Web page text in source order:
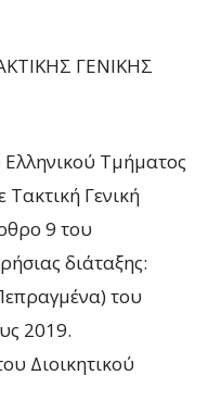
ΓΕΝΙΚΗΣ
Τμήματος
Τακτική Γενική
9 του
διάταξης:
του
2019.
Διοικητικού